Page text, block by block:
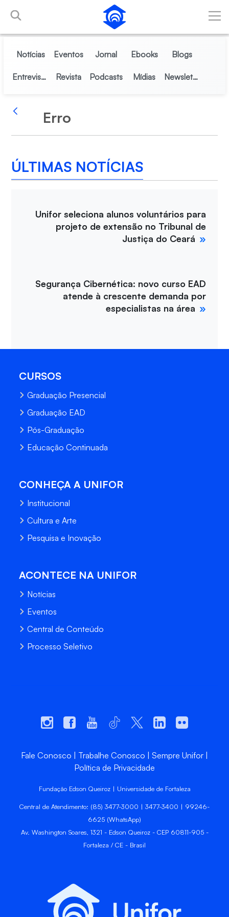
Pular para o Conteúdo principal
Notícias Eventos Jornal Ebooks Blogs
Entrevistas Revista Podcasts Mídias Newsletter
Voltar
Erro
ÚLTIMAS NOTÍCIAS
Unifor seleciona alunos voluntários para
projeto de extensão no Tribunal de
Justiça do Ceará
Segurança Cibernética: novo curso EAD
atende à crescente demanda por
especialistas na área
CURSOS
Graduação Presencial
Graduação EAD
Pós-Graduação
Educação Continuada
CONHEÇA A UNIFOR
Institucional
Cultura e Arte
Pesquisa e Inovação
ACONTECE NA UNIFOR
Notícias
Eventos
Central de Conteúdo
Processo Seletivo
Fale Conosco Trabalhe Conosco
Sempre Unifor
Política de Privacidade
Fundação Edson Queiroz | Universidade de Fortaleza
Central de Atendimento: (85) 3477-3000 | 3477-3400 | 99246-
6625 (WhatsApp)
Av. Washington Soares, 1321 - Edson Queiroz - CEP 60811-905 -
Fortaleza / CE - Brasil